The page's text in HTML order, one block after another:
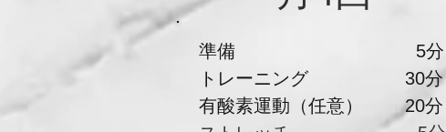
準備 5分
トレーニング 30分
​有酸素運動（任意） 20分